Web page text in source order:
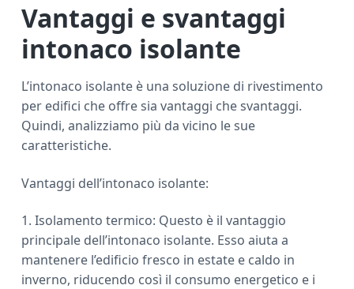
Vantaggi e svantaggi
intonaco isolante
L’intonaco isolante è una soluzione di rivestimento
per edifici che offre sia vantaggi che svantaggi.
Quindi, analizziamo più da vicino le sue
caratteristiche.
Vantaggi dell’intonaco isolante:
1. Isolamento termico: Questo è il vantaggio
principale dell’intonaco isolante. Esso aiuta a
mantenere l’edificio fresco in estate e caldo in
inverno, riducendo così il consumo energetico e i